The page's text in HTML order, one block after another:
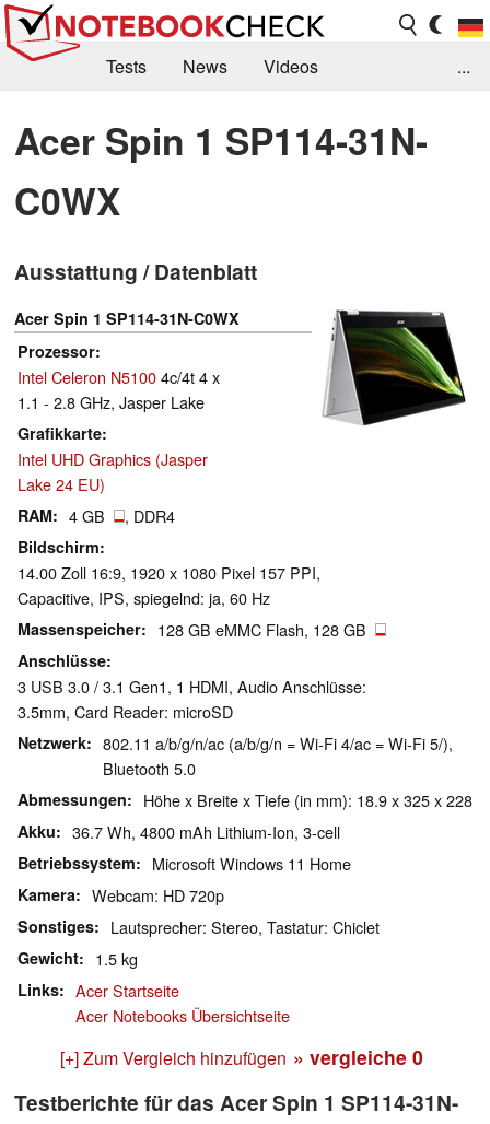
Tests News
Videos
Kaufberatung
Deals Suche
Jobs
Forum
...
Acer Spin 1 SP114-31N-
C0WX
Ausstattung / Datenblatt
Acer Spin 1 SP114-31N-C0WX
Prozessor
Intel Celeron N51004c/4t 4 x
1.1 - 2.8 GHz, Jasper Lake
Grafikkarte
Intel UHD Graphics (Jasper
Lake 24 EU)
RAM 4 GB , DDR4
Bildschirm
14.00 Zoll 16:9, 1920 x 1080 Pixel 157 PPI,
Capacitive, IPS, spiegelnd: ja, 60 Hz
Massenspeicher 128 GB eMMC Flash, 128 GB
Anschlüsse
3 USB 3.0 / 3.1 Gen1, 1 HDMI, Audio Anschlüsse:
3.5mm, Card Reader: microSD
Netzwerk
802.11 a/b/g/n/ac (a/b/g/n = Wi-Fi 4/ac = Wi-Fi 5/),
Bluetooth 5.0
Abmessungen Höhe x Breite x Tiefe (in mm): 18.9 x 325 x 228
Akku 36.7 Wh, 4800 mAh Lithium-Ion, 3-cell
Betriebssystem Microsoft Windows 11 Home
Kamera Webcam: HD 720p
Sonstiges Lautsprecher: Stereo, Tastatur: Chiclet
Gewicht 1.5 kg
Links
Acer Startseite
Acer Notebooks Übersichtseite
[+] Zum Vergleich hinzufügen » vergleiche 0
Testberichte für das Acer Spin 1 SP114-31N-